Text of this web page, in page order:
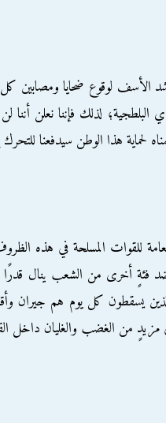
الأسف لوقوع ضحايا
البلطجية؛ لذلك فإننا نعلن
لحماية هذا الوطن سيدفعنا
للقوات المسلحة في هذه
ضد فئةٍ أخرى من الشعب ينال
يسقطون كل يوم هم جيران
من الغضب والغليان داخل